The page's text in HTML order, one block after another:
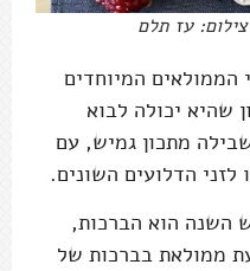
עז תלם
המיוחדים
שהיא יכולה לבוא
מתכון גמיש, עם
הדלועים השונים.
השנה הוא הברכות,
ממולאת בברכות של